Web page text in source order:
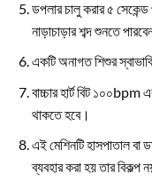
ডপলার চালু করার ৫
নাড়াচাড়ার শব্দ শুনতে
একটি অনাগত শিশুর
বাচ্চার হার্ট বিট
থাকতে হবে।
এই মেশিনটি হাসপাতাল বা
ব্যবহার করা হয় তার বিকল্প